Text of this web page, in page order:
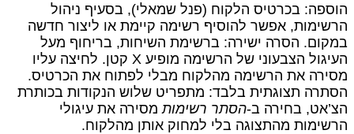
הוספה: בכרטיס הלקוח (פנל שמאלי), בסעיף ניהול
הרשימות, אפשר להוסיף רשימה קיימת או ליצור חדשה
במקום. הסרה ישירה: ברשימת השיחות, בריחוף מעל
העיגול הצבעוני של הרשימה מופיע X קטן. לחיצה עליו
מסירה את הרשימה מהלקוח מבלי לפתוח את הכרטיס.
הסתרה תצוגתית בלבד: מתפריט שלוש הנקודות בכותרת
הצ’אט, בחירה ב-הסתר רשימות מסירה את עיגולי
הרשימות מהתצוגה בלי למחוק אותן מהלקוח.